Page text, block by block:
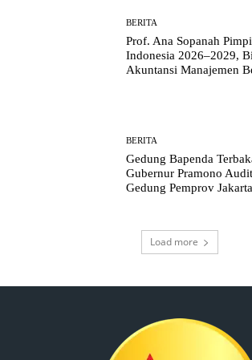
BERITA
Prof. Ana Sopanah
Indonesia 2026–2029,
Akuntansi Manajemen
BERITA
Gedung Bapenda
Gubernur Pramono
Gedung Pemprov Jakarta
Load more